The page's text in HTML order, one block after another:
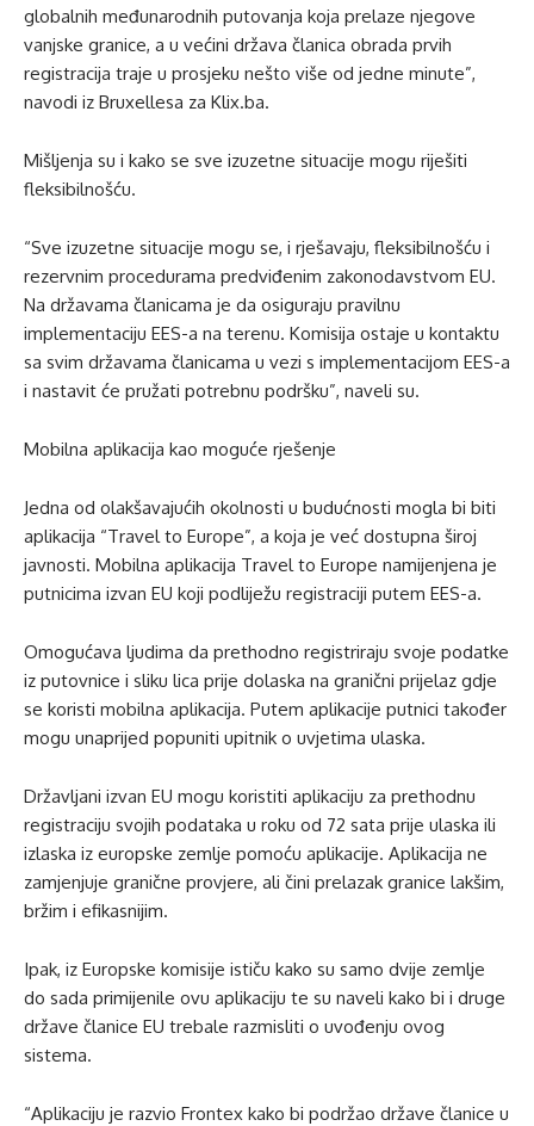
globalnih međunarodnih putovanja koja prelaze njegove
vanjske granice, a u većini država članica obrada prvih
registracija traje u prosjeku nešto više od jedne minute”,
navodi iz Bruxellesa za Klix.ba.
Mišljenja su i kako se sve izuzetne situacije mogu riješiti
fleksibilnošću.
“Sve izuzetne situacije mogu se, i rješavaju, fleksibilnošću i
rezervnim procedurama predviđenim zakonodavstvom EU.
Na državama članicama je da osiguraju pravilnu
implementaciju EES-a na terenu. Komisija ostaje u kontaktu
sa svim državama članicama u vezi s implementacijom EES-a
i nastavit će pružati potrebnu podršku”, naveli su.
Mobilna aplikacija kao moguće rješenje
Jedna od olakšavajućih okolnosti u budućnosti mogla bi biti
aplikacija “Travel to Europe”, a koja je već dostupna široj
javnosti. Mobilna aplikacija Travel to Europe namijenjena je
putnicima izvan EU koji podliježu registraciji putem EES-a.
Omogućava ljudima da prethodno registriraju svoje podatke
iz putovnice i sliku lica prije dolaska na granični prijelaz gdje
se koristi mobilna aplikacija. Putem aplikacije putnici također
mogu unaprijed popuniti upitnik o uvjetima ulaska.
Državljani izvan EU mogu koristiti aplikaciju za prethodnu
registraciju svojih podataka u roku od 72 sata prije ulaska ili
izlaska iz europske zemlje pomoću aplikacije. Aplikacija ne
zamjenjuje granične provjere, ali čini prelazak granice lakšim,
bržim i efikasnijim.
Ipak, iz Europske komisije ističu kako su samo dvije zemlje
do sada primijenile ovu aplikaciju te su naveli kako bi i druge
države članice EU trebale razmisliti o uvođenju ovog
sistema.
“Aplikaciju je razvio Frontex kako bi podržao države članice u